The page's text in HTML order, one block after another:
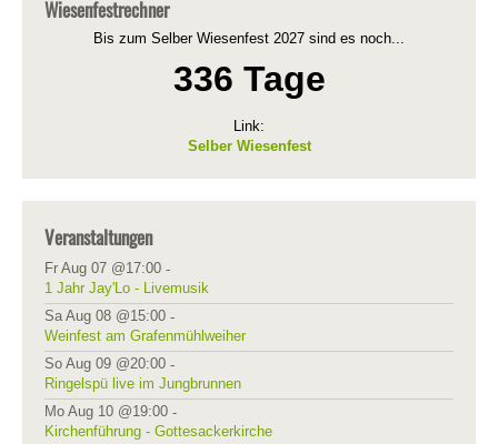
Wiesenfestrechner
Bis zum Selber Wiesenfest 2027 sind es noch...
336 Tage
Link:
Selber Wiesenfest
Veranstaltungen
Fr Aug 07 @17:00 -
1 Jahr Jay'Lo - Livemusik
Sa Aug 08 @15:00 -
Weinfest am Grafenmühlweiher
So Aug 09 @20:00 -
Ringelspü live im Jungbrunnen
Mo Aug 10 @19:00 -
Kirchenführung - Gottesackerkirche